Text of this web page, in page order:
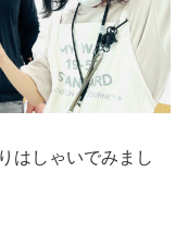
はしゃいでみまし